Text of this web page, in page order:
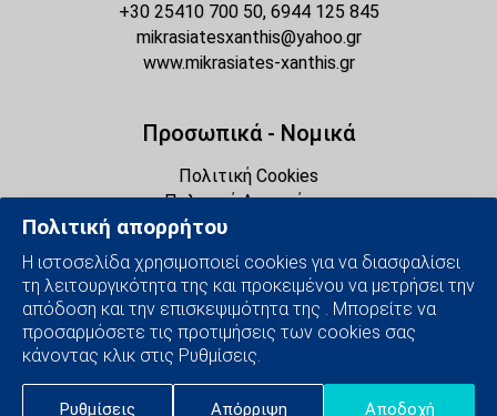
Πολιτική απορρήτου
Η ιστοσελίδα χρησιμοποιεί cookies για να διασφαλίσει
τη λειτουργικότητα της και προκειμένου να μετρήσει την
απόδοση και την επισκεψιμότητα της . Μπορείτε να
προσαρμόσετε τις προτιμήσεις των cookies σας
κάνοντας κλικ στις Ρυθμίσεις.
Αποδοχή
Απόρριψη
Ρυθμίσεις
+30 25410 700 50, 6944 125 845
mikrasiatesxanthis@yahoo.gr
www.mikrasiates-xanthis.gr
Προσωπικά - Νομικά
Πολιτική Cookies
Πολιτική Απορρήτου
Διαχείριση Cookies
Social Media